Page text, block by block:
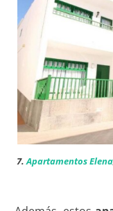
7.Apartamentos Elena